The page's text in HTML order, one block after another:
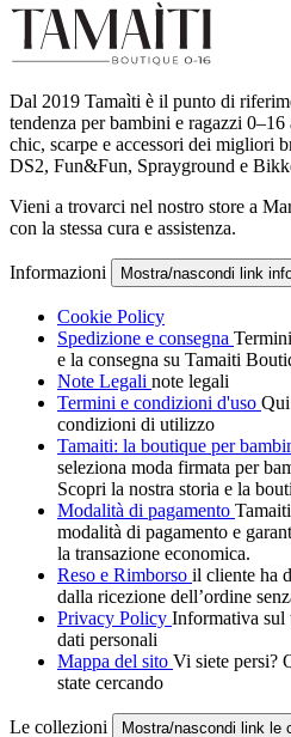
Dal 2019 Tamaìti è il punto di
tendenza per bambini e ragazzi
chic, scarpe e accessori dei migliori
DS2, Fun&Fun, Sprayground e
Vieni a trovarci nel nostro store a
con la stessa cura e assistenza.
Informazioni Mostra/nascondi link
Cookie Policy
Spedizione e consegna
e la consegna su Tamaiti
Note Legali note legali
Termini e condizioni d'uso
condizioni di utilizzo
Tamaiti: la boutique per
seleziona moda firmata per
Scopri la nostra storia e la
Modalità di pagamento
modalità di pagamento e
la transazione economica.
Reso e Rimborso il cliente ha
dalla ricezione dell’ordine
Privacy Policy Informativa sul
dati personali
Mappa del sito Vi siete persi?
state cercando
Le collezioni Mostra/nascondi link le